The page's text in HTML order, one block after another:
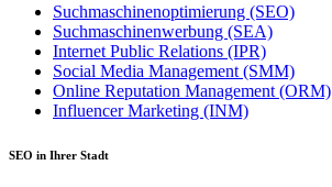
Suchmaschinenoptimierung (SEO)
Suchmaschinenwerbung (SEA)
Internet Public Relations (IPR)
Social Media Management (SMM)
Online Reputation Management (ORM)
Influencer Marketing (INM)
SEO in Ihrer Stadt